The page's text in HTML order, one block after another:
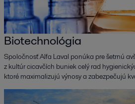
Biotechnológia
Spoločnosť Alfa Laval ponúka pre šetrnú
z kultúr cicavčích buniek celý rad
ktoré maximalizujú výnosy a zabezpečujú